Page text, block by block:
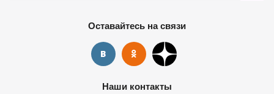
Оставайтесь на связи
Наши контакты